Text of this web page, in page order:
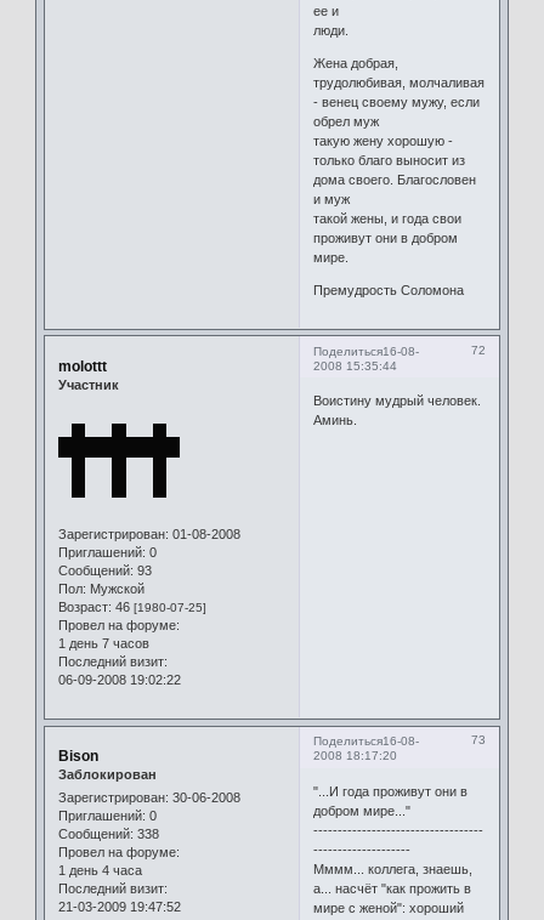
ее и
люди.
Жена добрая,
трудолюбивая, молчаливая
- венец своему мужу, если
обрел муж
такую жену хорошую -
только благо выносит из
дома своего. Благословен
и муж
такой жены, и года свои
проживут они в добром
мире.
Премудрость Соломона
Поделиться 72
16-08-
2008 15:35:44
molottt
Участник
Зарегистрирован: 01-08-2008
Приглашений: 0
Сообщений: 93
Пол: Мужской
Возраст: 46 [1980-07-25]
Провел на форуме:
1 день 7 часов
Последний визит:
06-09-2008 19:02:22
Воистину мудрый человек.
Аминь.
Поделиться 73
16-08-
2008 18:17:20
Bison
Заблокирован
Зарегистрирован: 30-06-2008
Приглашений: 0
Сообщений: 338
Провел на форуме:
1 день 4 часа
Последний визит:
21-03-2009 19:47:52
"...И года проживут они в
добром мире..."
-----------------------------------
--------------------
Мммм... коллега, знаешь,
а... насчёт "как прожить в
мире с женой": хороший